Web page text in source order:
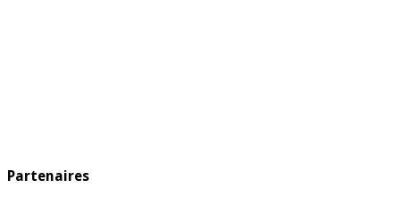
Partenaires